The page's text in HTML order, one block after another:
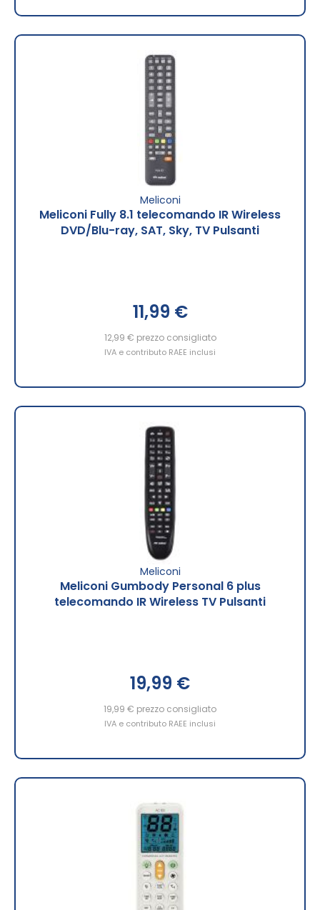
Meliconi
Meliconi Fully 8.1 telecomando IR Wireless
DVD/Blu-ray, SAT, Sky, TV Pulsanti
11,99 €
12,99 € prezzo consigliato
IVA e contributo RAEE inclusi
Meliconi
Meliconi Gumbody Personal 6 plus
telecomando IR Wireless TV Pulsanti
19,99 €
19,99 € prezzo consigliato
IVA e contributo RAEE inclusi